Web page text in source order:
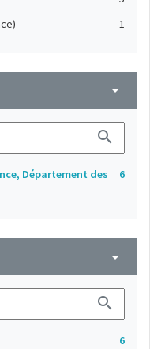
1
arrow_drop_down
search
Département des
6
arrow_drop_down
search
6